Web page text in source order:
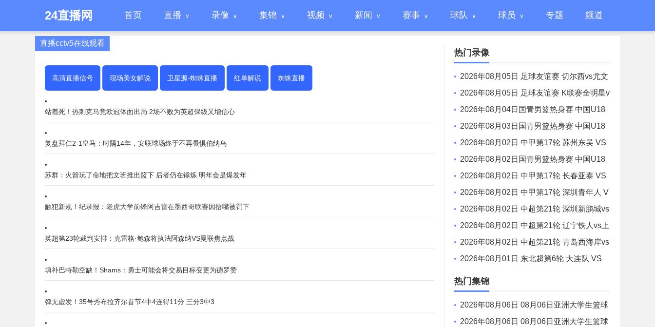
24直播网 首页 直播 录像 集锦 视频 新闻 赛事 球队 球员 专题 频道
直播cctv5在线观看
高清直播信号 现场美女解说 卫星源-蜘蛛直播 红单解说 蜘蛛直播
站着死！热刺克马竞欧冠体面出局 2场不败为英超保级又增信心
复盘拜仁2-1皇马：时隔14年，安联球场终于不再畏惧伯纳乌
苏群：火箭玩了命地把文班推出篮下 后者仍在锤炼 明年会是爆发年
触犯新规！纪录报：老虎大学前锋阿吉雷在墨西哥联赛因捂嘴被罚下
英超第23轮裁判安排：克雷格·鲍森将执法阿森纳VS曼联焦点战
填补巴特勒空缺！Shams：勇士可能会将交易目标变更为德罗赞
弹无虚发！35号秀布拉齐尔首节4中4连得11分 三分3中3
热门录像
2026年08月05日 足球友谊赛 切尔西vs尤文
图斯 全场录像
2026年08月05日 足球友谊赛 K联赛全明星v
s曼城 全场录像
2026年08月04日国青男篮热身赛 中国U18
男篮 - 加拿大大卫·安篮球学院 全场录像
2026年08月03日国青男篮热身赛 中国U18
男篮 - 韩国东国大学 全场录像
2026年08月02日 中甲第17轮 苏州东吴 VS
梅州客家 全场录像
2026年08月02日国青男篮热身赛 中国U18
男篮 - 纽纳华丁闪电队 全场录像
2026年08月02日 中甲第17轮 长春亚泰 VS
石家庄功夫 全场录像
2026年08月02日 中甲第17轮 深圳青年人 V
S 无锡吴钩 全场录像
2026年08月02日 中超第21轮 深圳新鹏城vs
重庆铜梁龙 全场录像
2026年08月02日 中超第21轮 辽宁铁人vs上
海申花 全场录像
2026年08月02日 中超第21轮 青岛西海岸vs
青岛海牛 全场录像
2026年08月01日 东北超第6轮 大连队 VS
鸡西队 全场录像
热门集锦
2026年08月06日 08月06日亚洲大学生篮球
联赛8强赛 清华大学 85 - 81 菲律宾大学 集锦
2026年08月06日 08月06日亚洲大学生篮球